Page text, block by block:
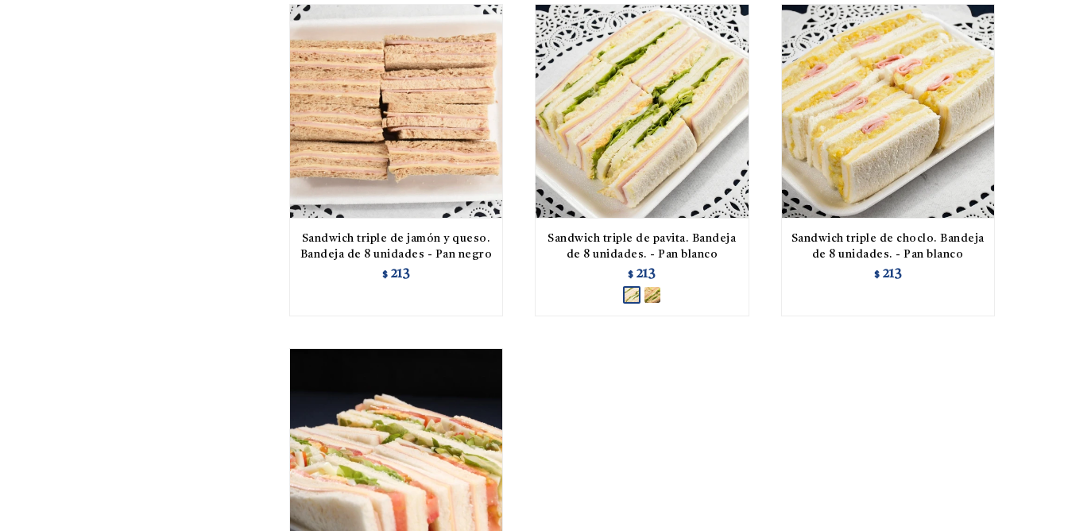
Sandwich triple de jamón y queso.
Bandeja de 8 unidades - Pan negro
$ 213
Sandwich triple de pavita. Bandeja
de 8 unidades. - Pan blanco
$ 213
Sandwich triple de choclo. Bandeja
de 8 unidades. - Pan blanco
$ 213